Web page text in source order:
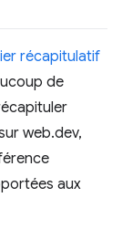
récapitulatif
de
web.dev,
aux